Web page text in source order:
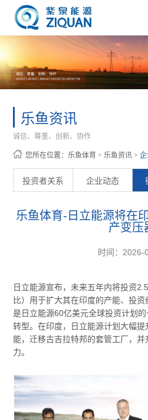
乐鱼资讯
诚信、尊重、创新、协作
您所在位置：乐鱼体育 >乐鱼资讯 >
投资者关系 企业动态
乐鱼体育-日立能源将在
产变压
时间：2026-
日立能源宣布，未来五年内将投资
比）用于扩大其在印度的产能、投
是日立能源60亿美元全球投资计划
转型。在印度，日立能源计划大幅
能，迁移古吉拉特邦的套管工厂，
力。